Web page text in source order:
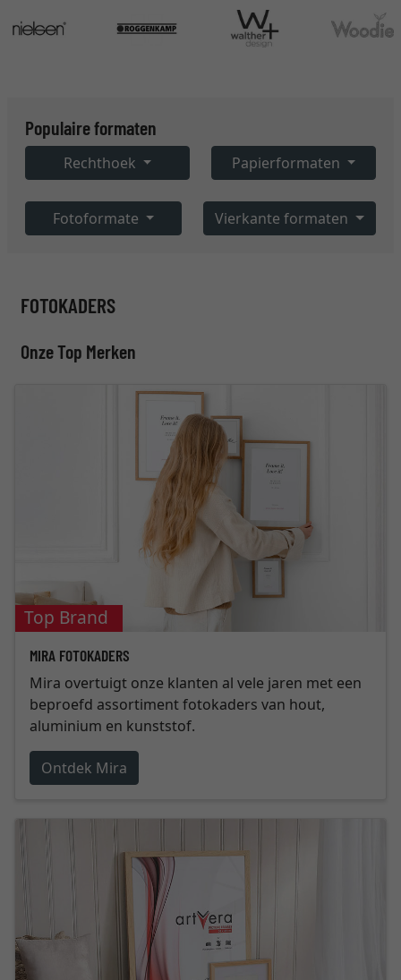
Populaire formaten
Rechthoek Papierformaten
Fotoformate Vierkante formaten
FOTOKADERS
Onze Top Merken
Top Brand
MIRA FOTOKADERS
Mira overtuigt onze klanten al vele jaren met een
beproefd assortiment fotokaders van hout,
aluminium en kunststof.
Ontdek Mira